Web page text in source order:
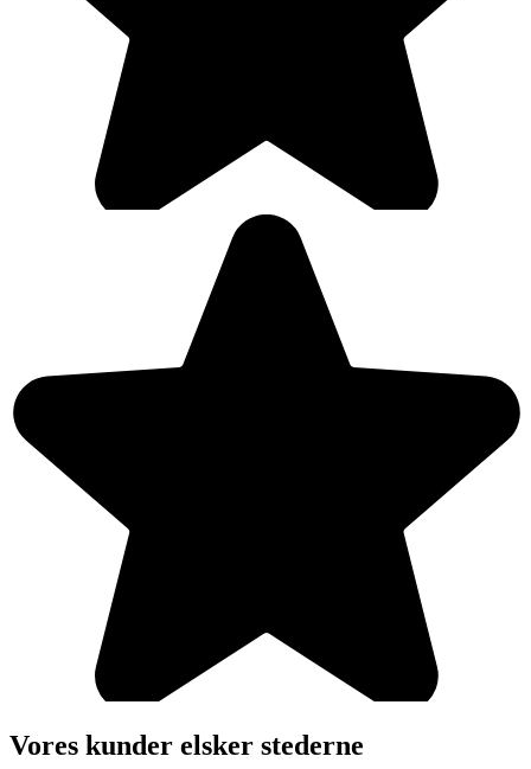
Vores kunder elsker stederne